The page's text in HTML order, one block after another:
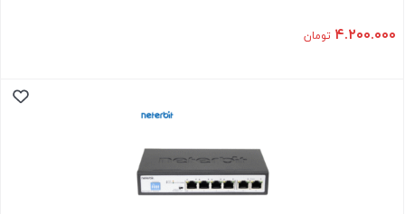
۴.۲۰۰.۰۰۰ تومان